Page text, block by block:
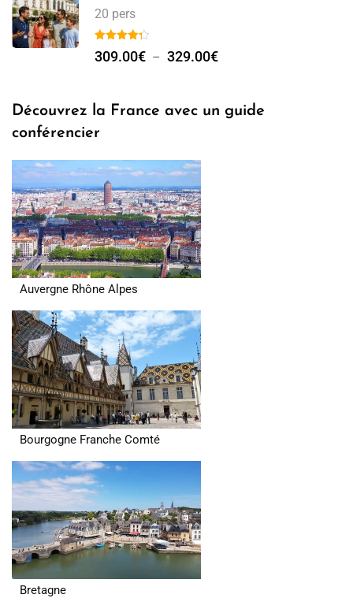
20 pers
309.00€ – 329.00€
Découvrez la France avec un guide
conférencier
Auvergne Rhône Alpes
Bourgogne Franche Comté
Bretagne